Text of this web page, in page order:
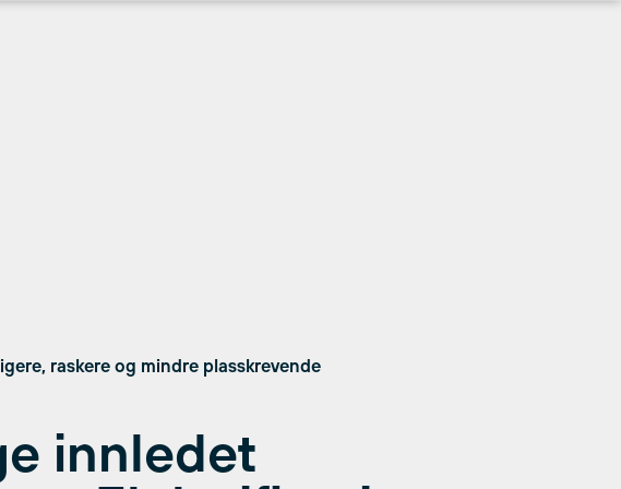
raskere og mindre plasskrevende
innledet